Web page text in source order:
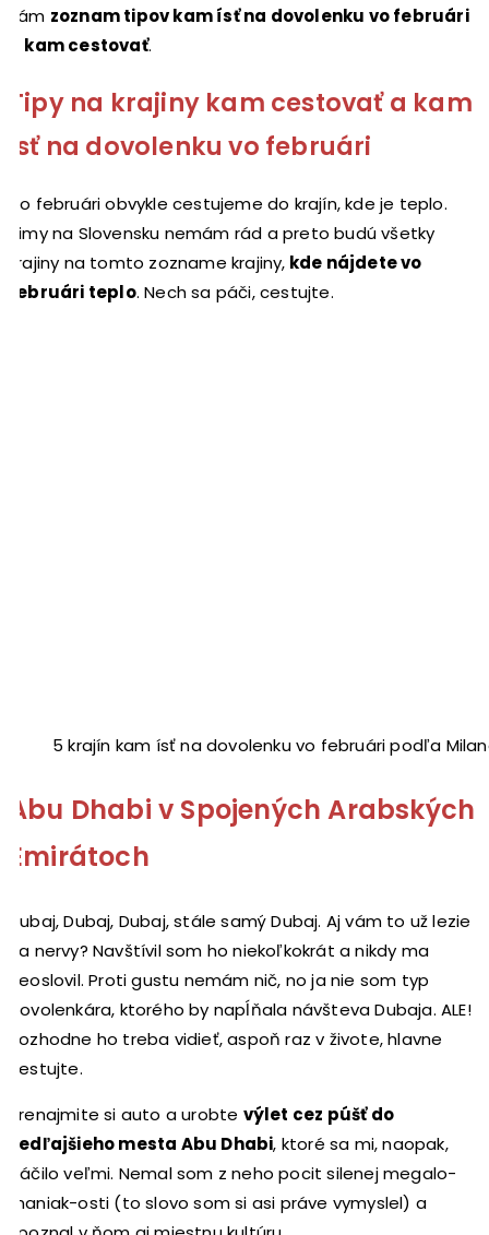
vám zoznam tipov kam ísť na dovolenku vo februári
a kam cestovať.
Tipy na krajiny kam cestovať a kam
ísť na dovolenku vo februári
Vo februári obvykle cestujeme do krajín, kde je teplo.
Zimy na Slovensku nemám rád a preto budú všetky
krajiny na tomto zozname krajiny, kde nájdete vo
februári teplo. Nech sa páči, cestujte.
5 krajín kam ísť na dovolenku vo februári podľa
Abu Dhabi v Spojených Arabských
Emirátoch
Dubaj, Dubaj, Dubaj, stále samý Dubaj. Aj vám to už lezie
na nervy? Navštívil som ho niekoľkokrát a nikdy ma
neoslovil. Proti gustu nemám nič, no ja nie som typ
dovolenkára, ktorého by napĺňala návšteva Dubaja. ALE!
Rozhodne ho treba vidieť, aspoň raz v živote, hlavne
cestujte.
Prenajmite si auto a urobte výlet cez púšť do
vedľajšieho mesta Abu Dhabi, ktoré sa mi, naopak,
páčilo veľmi. Nemal som z neho pocit silenej megalo-
maniak-osti (to slovo som si asi práve vymyslel) a